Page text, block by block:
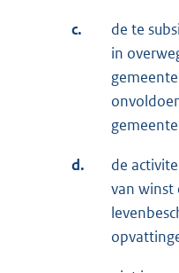
c.
de te
in
d.
de
van winst